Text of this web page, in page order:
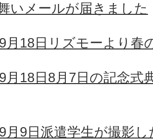
いメールが届きました
月18日リズモーより春
月18日8月7日の記念式
月9日派遣学生が撮影し